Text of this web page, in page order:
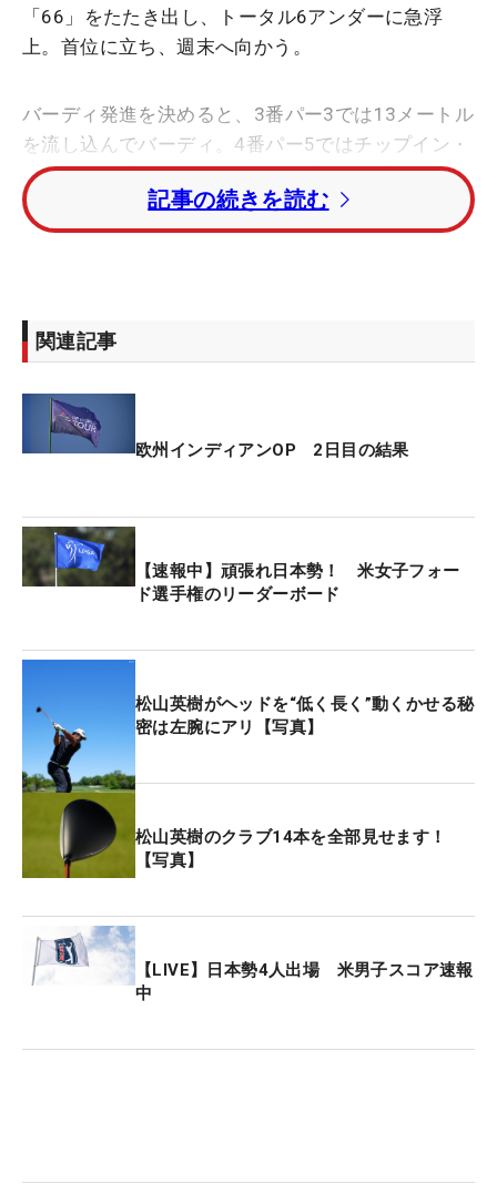
「66」をたたき出し、トータル6アンダーに急浮
上。首位に立ち、週末へ向かう。
バーディ発進を決めると、3番パー3では13メートル
を流し込んでバーディ。4番パー5ではチップイン・
バーディと流れを作っていく。7番まで5連続とする
と、折り返し直前の9番でもバーディ。前半「29」
をマークして一気に浮上した。
の日のベストスコアをマーク。連覇に大きく近づい
た。
エウヘニオ・チャカラ（スペイン）がトータル4ア
ンダーで首位に並んでいる。
（イングランド）、アンドレア・パバン（イタリ
ア）ら5人が続いている。
円）。優勝者は38万2500ドル（約5760万円）を獲
記事の続きを読む
関連記事
欧州インディアンOP 2日目の結果
【速報中】頑張れ日本勢！ 米女子フォー
ド選手権のリーダーボード
松山英樹がヘッドを“低く長く”動くかせる秘
密は左腕にアリ【写真】
松山英樹のクラブ14本を全部見せます！
【写真】
【LIVE】日本勢4人出場 米男子スコア速報
中